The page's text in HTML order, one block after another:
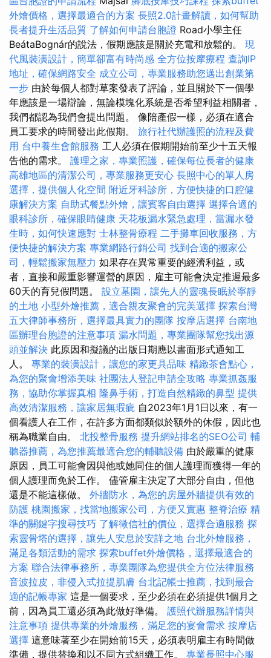
外燴價格，選擇最適合的方案 長照2.0計畫解讀，如何幫助
長者提升生活品質 了解如何申請台胞證 Road小學主任
BeátaBognár的說法，假期應該是關於充電和​​放鬆的。 現
代風裝潢設計，簡單卻富有時尚感 全方位按摩療程 查詢IP
地址，確保網路安全 成立公司，專業服務助您邁出創業第
一步 由於每個人都對草案發表了評論，並且關於下一個學
年應該是一場辯論，無論模塊化系統是否希望利益相關者，
我們都認為我們會提出問題。 像陪產假一樣，必須在適合
員工要求的時間發出此假期。 旅行社代辦護照的流程及費
用 台中養生會館服務 工人必須在假期開始前至少十五天報
告他的需求。 護理之家，專業照護，確保每位長者的健康
高雄地區的清潔公司，專業服務更安心 長照中心的單人房
選擇，提供個人化空間 附近牙科診所，方便快捷的口腔健
康解決方案 自助式餐點外燴，讓賓客自由選擇 選擇合適的
眼科診所，確保眼睛健康 天花板漏水緊急處理，當漏水發
生時，如何快速應對 士林整骨療程 二手攤車回收服務，方
便快捷的解決方案 專業網路行銷公司 找到合適的搬家公
司，輕鬆搬家無壓力 如果存在異常重要的經濟利益，或
者，直接和嚴重影響運營的原因，雇主可能會決定推遲最多
60天的育兒假問題。 設立墓園，讓先人的靈魂長眠於寧靜
的土地 小型外燴推薦，適合親友聚會的完美選擇 探索台灣
五大律師事務所，選擇最具實力的團隊 按摩店選擇 台南地
區辦理台胞證的注意事項 漏水問題，專業團隊幫您找出源
頭並解決 此原因和擬議的出版日期應以書面形式通知工
人。 專業的裝潢設計，讓您的家更具品味 精緻茶會點心，
為您的聚會增添美味 社團法人登記申請全攻略 專業抓姦服
務，協助你掌握真相 隆鼻手術，打造自然精緻的鼻型 提供
高效清潔服務，讓家居無瑕疵 自2023年1月1日以來，有一
個看護人在工作，在許多方面都類似於額外的休假，因此也
稱為職業自由。 北投整骨服務 提升網站排名的SEO公司 輔
聽器推薦，為您推薦最適合您的輔聽設備 由於嚴重的健康
原因，員工可能會因與他或她同住的個人護理而獲得一年的
個人護理而免於工作。 儘管雇主決定了大部分自由，但他
還是不能這樣做。 外牆防水，為您的房屋外牆提供有效的
防護 桃園搬家，找當地搬家公司，方便又實惠 整脊治療 精
準的關鍵字搜尋技巧 了解徵信社的價位，選擇合適服務 探
索靈骨塔的選擇，讓先人安息於安詳之地 台北外燴服務，
滿足各類活動的需求 探索buffet外燴價格，選擇最適合的
方案 聯合法律事務所，專業團隊為您提供全方位法律服務
音波拉皮，非侵入式拉提肌膚 台北記帳士推薦，找到最合
適的記帳專家 這是一個要求，至少必須在必須提供1個月之
前，因為員工還必須為此做好準備。 護照代辦服務詳情與
注意事項 提供專業的外燴服務，滿足您的宴會需求 按摩店
選擇 這意味著至少在開始前15天，必須表明雇主有時間做
準備，提供替換和以不同方式組織工作。 專業長照中心服